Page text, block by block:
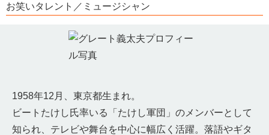
お笑いタレント／ミュージシャン
1958年12月、東京都生まれ。
ビートたけし氏率いる「たけし軍団」のメンバーとして
知られ、テレビや舞台を中心に幅広く活躍。落語やギタ